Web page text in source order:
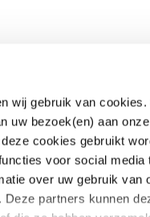
wij gebruik van
uw bezoek(en) aan
cookies gebruikt
voor social media
over uw gebruik van
partners kunnen
EUclaim
Samenwerken
Nieuws